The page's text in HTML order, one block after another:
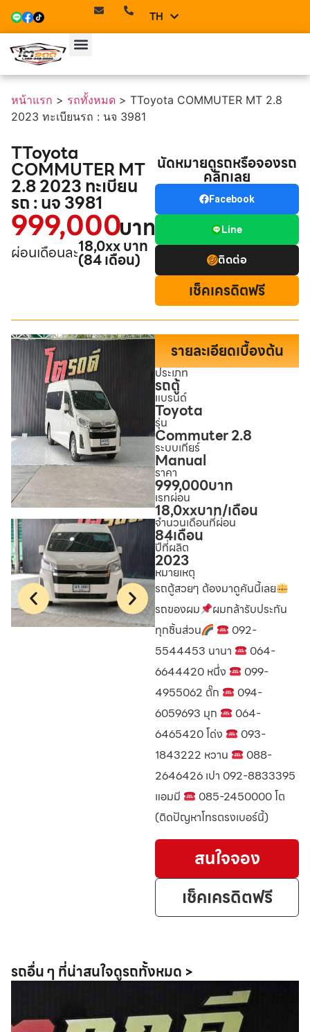
TH
EN
หน้าแรก > รถทั้งหมด > TToyota COMMUTER MT 2.8
2023 ทะเบียนรถ : นจ 3981
TToyota
COMMUTER MT
2.8 2023 ทะเบียน
รถ : นจ 3981
999,000บาท
ผ่อนเดือนละ18,0xx บาท
(84 เดือน)
นัดหมายดูรถหรือจองรถ
คลิกเลย
Facebook
Line
ติดต่อ
เช็คเครดิตฟรี
รายละเอียดเบื้องต้น
ประเภท
รถตู้
แบรนด์
Toyota
รุ่น
Commuter 2.8
ระบบเกียร์
Manual
ราคา
999,000บาท
เรทผ่อน
18,0xxบาท/เดือน
จำนวนเดือนที่ผ่อน
84เดือน
ปีที่ผลิต
2023
หมายเหตุ
รถตู้สวยๆ ต้องมาดูคันนี้เลย
รถของผม
ผมกล้ารับประกัน
ทุกชิ้นส่วน
092-
5544453 นานา
064-
6644420 หนึ่ง
099-
4955062 ตั๊ก
094-
6059693 มุก
064-
6465420 โด่ง
093-
1843222 หวาน
088-
2646426 เปา 092-8833395
แอมมี
085-2450000 โต
(ติดปัญหาโทรตรงเบอร์นี้)
สนใจจอง
เช็คเครดิตฟรี
รถอื่น ๆ ที่น่าสนใจดูรถทั้งหมด >